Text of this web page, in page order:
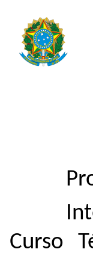
Curso